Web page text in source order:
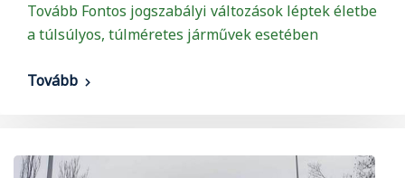
Tovább Fontos jogszabályi változások léptek életbe
a túlsúlyos, túlméretes járművek esetében
Tovább